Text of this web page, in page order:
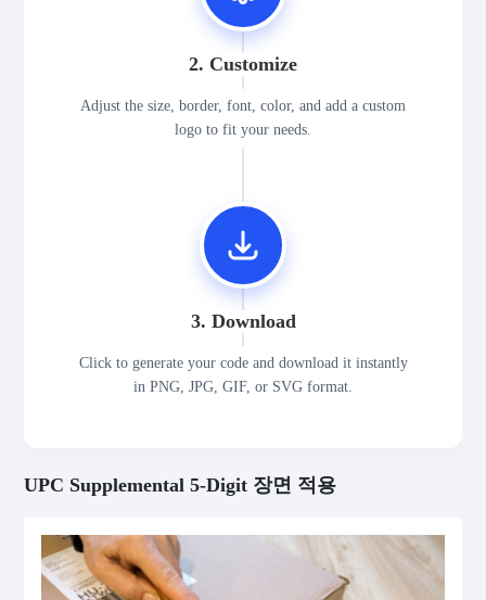
2. Customize
Adjust the size, border, font, color, and add a custom
logo to fit your needs.
3. Download
Click to generate your code and download it instantly
in PNG, JPG, GIF, or SVG format.
UPC Supplemental 5-Digit 장면 적용